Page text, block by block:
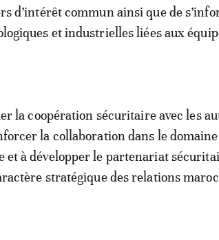
d’intérêt commun ainsi que de
et industrielles liées aux
la coopération sécuritaire avec les
la collaboration dans le domaine
et à développer le partenariat
stratégique des relations